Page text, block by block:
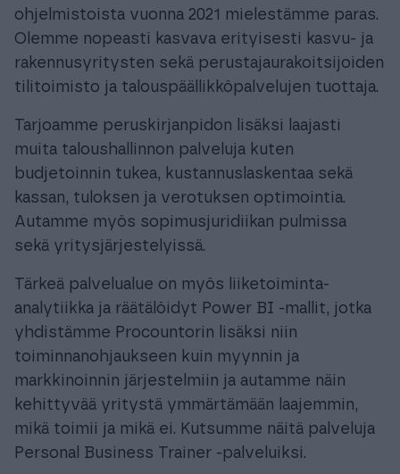
ohjelmistoista vuonna 2021 mielestämme paras.
Olemme nopeasti kasvava erityisesti kasvu- ja
rakennusyritysten sekä perustajaurakoitsijoiden
tilitoimisto ja talouspäällikköpalvelujen tuottaja.
Tarjoamme peruskirjanpidon lisäksi laajasti
muita taloushallinnon palveluja kuten
budjetoinnin tukea, kustannuslaskentaa sekä
kassan, tuloksen ja verotuksen optimointia.
Autamme myös sopimusjuridiikan pulmissa
sekä yritysjärjestelyissä.
Tärkeä palvelualue on myös liiketoiminta-
analytiikka ja räätälöidyt Power BI -mallit, jotka
yhdistämme Procountorin lisäksi niin
toiminnanohjaukseen kuin myynnin ja
markkinoinnin järjestelmiin ja autamme näin
kehittyvää yritystä ymmärtämään laajemmin,
mikä toimii ja mikä ei. Kutsumme näitä palveluja
Personal Business Trainer -palveluiksi.